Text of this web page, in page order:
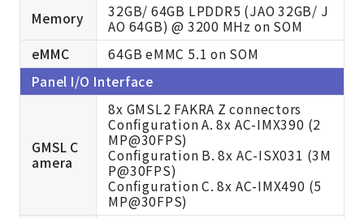
Memory
32GB/ 64GB LPDDR5 (JAO 32GB/ J
AO 64GB) @ 3200 MHz on SOM
eMMC
64GB eMMC 5.1 on SOM
Panel I/O Interface
GMSL C
amera
8x GMSL2 FAKRA Z connectors
Configuration A. 8x AC-IMX390 (2
MP@30FPS)
Configuration B. 8x AC-ISX031 (3M
P@30FPS)
Configuration C. 8x AC-IMX490 (5
MP@30FPS)